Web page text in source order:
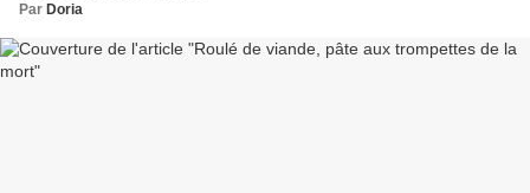
Par Doria